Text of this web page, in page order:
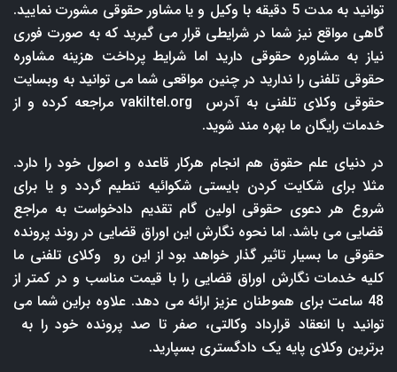
توانید به مدت 5 دقیقه با وکیل و یا مشاور حقوقی مشورت نمایید.
گاهی مواقع نیز شما در شرایطی قرار می گیرید که به صورت فوری
نیاز به مشاوره حقوقی دارید اما شرایط پرداخت هزینه مشاوره
حقوقی تلفنی را ندارید در چنین مواقعی شما می توانید به وبسایت
حقوقی وکلای تلفنی به آدرس
vakiltel.org مراجعه کرده و از
خدمات رایگان ما بهره مند شوید.
در دنیای علم حقوق هم انجام هرکار قاعده و اصول خود را دارد.
مثلا برای شکایت کردن بایستی شکوائیه تنطیم گردد و یا برای
شروع هر دعوی حقوقی اولین گام تقدیم دادخواست به مراجع
قضایی می باشد. اما نحوه نگارش این اوراق قضایی در روند پرونده
حقوقی ما بسیار تاثیر گذار خواهد بود از این رو وکلای تلفنی ما
کلیه خدمات نگارش اوراق قضایی را با قیمت مناسب و در کمتر از
48 ساعت برای هموطنان عزیز ارائه می دهد. علاوه براین شما می
توانید با انعقاد قرارداد وکالتی، صفر تا صد پرونده خود را به
برترین وکلای پایه یک دادگستری بسپارید.